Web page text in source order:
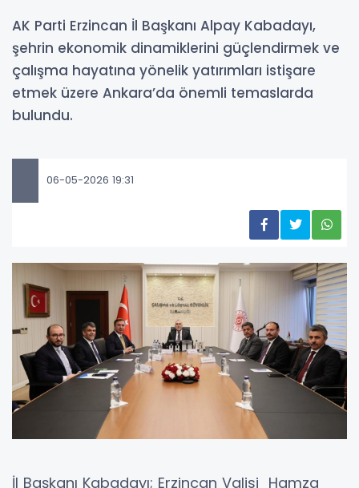
AK Parti Erzincan İl Başkanı Alpay Kabadayı,
şehrin ekonomik dinamiklerini güçlendirmek ve
çalışma hayatına yönelik yatırımları istişare
etmek üzere Ankara’da önemli temaslarda
bulundu.
06-05-2026 19:31
İl Başkanı Kabadayı; Erzincan Valisi Hamza